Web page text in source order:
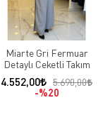
Miarte Gri Fermuar
Detaylı Ceketli Takım
4.552,00
5.690,00
%20